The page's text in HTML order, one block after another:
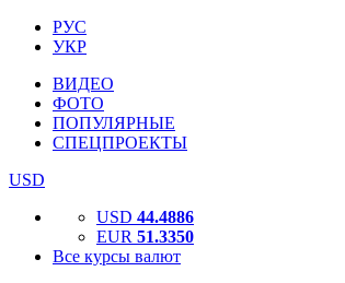
РУС
УКР
ВИДЕО
ФОТО
ПОПУЛЯРНЫЕ
СПЕЦПРОЕКТЫ
USD
USD 44.4886
EUR 51.3350
Все курсы валют